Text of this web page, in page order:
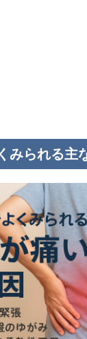
みられる主